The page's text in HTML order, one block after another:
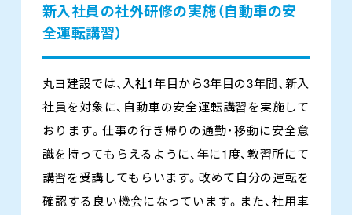
新入社員の社外研修の実施（自動車の安
全運転講習）
丸ヨ建設では、入社1年目から3年目の3年間、新入
社員を対象に、自動車の安全運転講習を実施して
おります。仕事の行き帰りの通勤･移動に安全意
識を持ってもらえるように、年に1度、教習所にて
講習を受講してもらいます。改めて自分の運転を
確認する良い機会になっています。また、社用車